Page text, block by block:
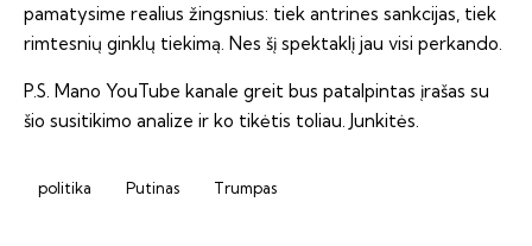
pamatysime realius žingsnius: tiek antrines sankcijas, tiek
rimtesnių ginklų tiekimą. Nes šį spektaklį jau visi perkando.
P.S. Mano YouTube kanale greit bus patalpintas įrašas su
šio susitikimo analize ir ko tikėtis toliau. Junkitės.
politika Putinas Trumpas